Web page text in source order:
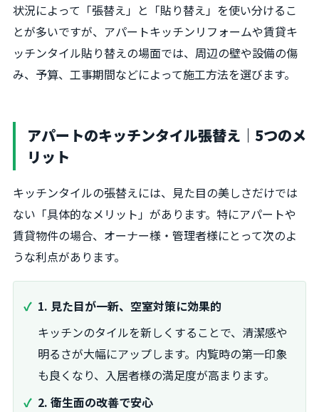
状況によって「張替え」と「貼り替え」を使い分けるこ
とが多いですが、アパートキッチンリフォームや賃貸キ
ッチンタイル貼り替えの場面では、周辺の壁や設備の傷
み、予算、工事期間などによって施工方法を選びます。
アパートのキッチンタイル張替え｜5つのメ
リット
キッチンタイルの張替えには、見た目の美しさだけでは
ない「具体的なメリット」があります。特にアパートや
賃貸物件の場合、オーナー様・管理者様にとって次のよ
うな利点があります。
1. 見た目が一新、空室対策に効果的
キッチンのタイルを新しくすることで、清潔感や
明るさが大幅にアップします。内覧時の第一印象
も良くなり、入居者様の満足度が高まります。
2. 衛生面の改善で安心